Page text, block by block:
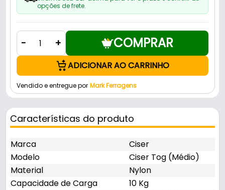
opções de frete.
- + COMPRAR
ADICIONAR AO CARRINHO
Vendido e entregue por Mark Ferragens
Características do produto
Marca
Ciser
Modelo
Ciser Tog (Médio)
Material
Nylon
Capacidade de Carga
10 Kg